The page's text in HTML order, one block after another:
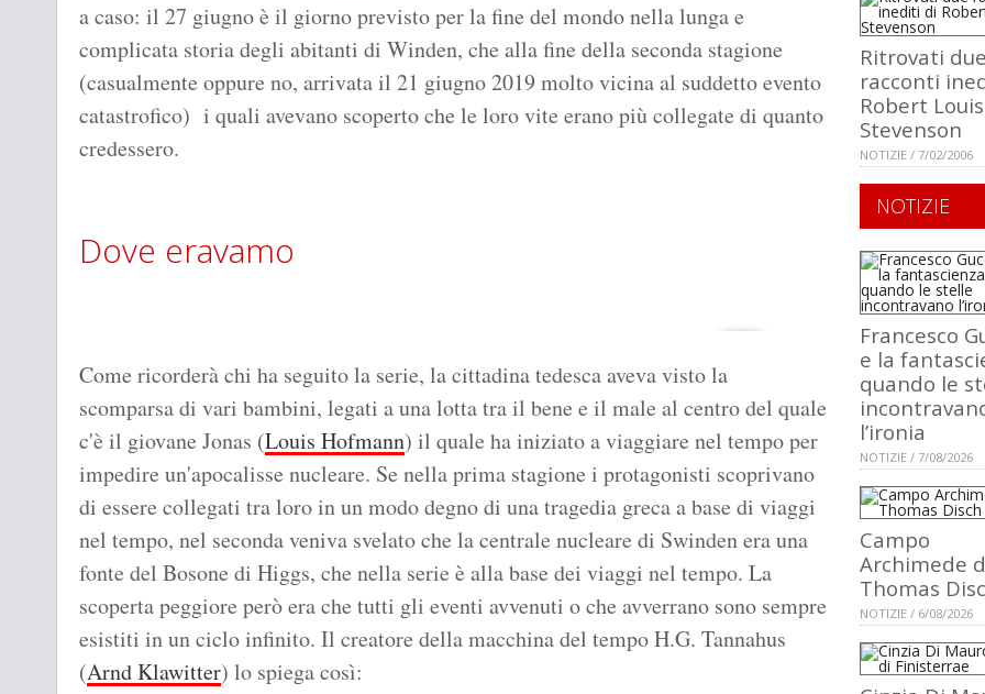
a caso: il 27 giugno è il giorno previsto per la fine del mondo nella lunga e
complicata storia degli abitanti di Winden, che alla fine della seconda stagione
(casualmente oppure no, arrivata il 21 giugno 2019 molto vicina al suddetto evento
catastrofico) i quali avevano scoperto che le loro vite erano più collegate di quanto
credessero.
Dove eravamo
Come ricorderà chi ha seguito la serie, la cittadina tedesca aveva visto la
scomparsa di vari bambini, legati a una lotta tra il bene e il male al centro del quale
c'è il giovane Jonas (Louis Hofmann) il quale ha iniziato a viaggiare nel tempo per
impedire un'apocalisse nucleare. Se nella prima stagione i protagonisti scoprivano
di essere collegati tra loro in un modo degno di una tragedia greca a base di viaggi
nel tempo, nel seconda veniva svelato che la centrale nucleare di Swinden era una
fonte del Bosone di Higgs, che nella serie è alla base dei viaggi nel tempo. La
scoperta peggiore però era che tutti gli eventi avvenuti o che avverrano sono sempre
esistiti in un ciclo infinito. Il creatore della macchina del tempo H.G. Tannahus
(Arnd Klawitter) lo spiega così:
Ritrovati due
racconti
Robert Louis
Stevenson
NOTIZIE / 7/02/2006
NOTIZIE
Francesco
e la
quando le
l’ironia
NOTIZIE / 7/08/2026
Campo
Archimede
Thomas
NOTIZIE / 6/08/2026